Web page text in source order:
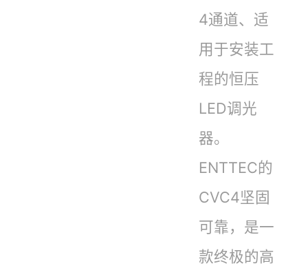
4通道、适
用于安装工
程的恒压
LED调光
器。
ENTTEC的
CVC4坚固
可靠，是一
款终极的高